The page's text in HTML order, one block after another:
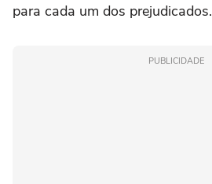
para cada um dos prejudicados.
PUBLICIDADE